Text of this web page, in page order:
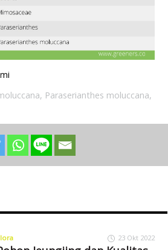
, Paraserianthes moluccana,
23 Okt 2022